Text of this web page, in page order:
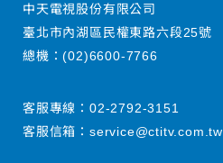
中天電視股份有限公司
臺北市內湖區民權東路六段25號
總機：(02)6600-7766
客服專線： 02-2792-3151
客服信箱： service@ctitv.com.tw